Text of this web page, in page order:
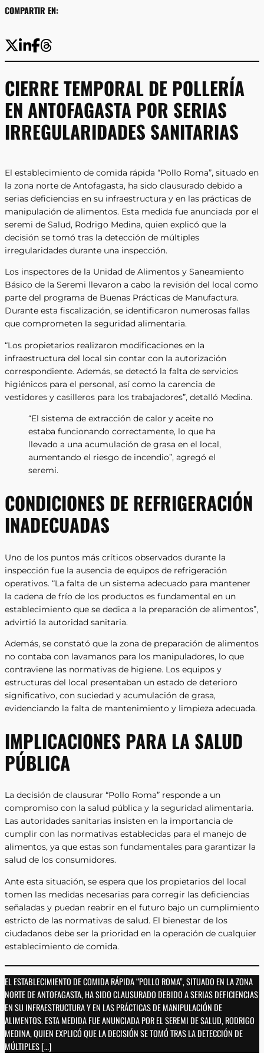
COMPARTIR EN:
CIERRE TEMPORAL DE POLLERÍA
EN ANTOFAGASTA POR SERIAS
IRREGULARIDADES SANITARIAS
El establecimiento de comida rápida “Pollo Roma”, situado en
la zona norte de Antofagasta, ha sido clausurado debido a
serias deficiencias en su infraestructura y en las prácticas de
manipulación de alimentos. Esta medida fue anunciada por el
seremi de Salud, Rodrigo Medina, quien explicó que la
decisión se tomó tras la detección de múltiples
irregularidades durante una inspección.
Los inspectores de la Unidad de Alimentos y Saneamiento
Básico de la Seremi llevaron a cabo la revisión del local como
parte del programa de Buenas Prácticas de Manufactura.
Durante esta fiscalización, se identificaron numerosas fallas
que comprometen la seguridad alimentaria.
“Los propietarios realizaron modificaciones en la
infraestructura del local sin contar con la autorización
correspondiente. Además, se detectó la falta de servicios
higiénicos para el personal, así como la carencia de
vestidores y casilleros para los trabajadores”, detalló Medina.
“El sistema de extracción de calor y aceite no
estaba funcionando correctamente, lo que ha
llevado a una acumulación de grasa en el local,
aumentando el riesgo de incendio”, agregó el
seremi.
CONDICIONES DE REFRIGERACIÓN
INADECUADAS
Uno de los puntos más críticos observados durante la
inspección fue la ausencia de equipos de refrigeración
operativos. “La falta de un sistema adecuado para mantener
la cadena de frío de los productos es fundamental en un
establecimiento que se dedica a la preparación de alimentos”,
advirtió la autoridad sanitaria.
Además, se constató que la zona de preparación de alimentos
no contaba con lavamanos para los manipuladores, lo que
contraviene las normativas de higiene. Los equipos y
estructuras del local presentaban un estado de deterioro
significativo, con suciedad y acumulación de grasa,
evidenciando la falta de mantenimiento y limpieza adecuada.
IMPLICACIONES PARA LA SALUD
PÚBLICA
La decisión de clausurar “Pollo Roma” responde a un
compromiso con la salud pública y la seguridad alimentaria.
Las autoridades sanitarias insisten en la importancia de
cumplir con las normativas establecidas para el manejo de
alimentos, ya que estas son fundamentales para garantizar la
salud de los consumidores.
Ante esta situación, se espera que los propietarios del local
tomen las medidas necesarias para corregir las deficiencias
señaladas y puedan reabrir en el futuro bajo un cumplimiento
estricto de las normativas de salud. El bienestar de los
ciudadanos debe ser la prioridad en la operación de cualquier
establecimiento de comida.
EL ESTABLECIMIENTO DE COMIDA RÁPIDA “POLLO ROMA”, SITUADO EN LA ZONA
NORTE DE ANTOFAGASTA, HA SIDO CLAUSURADO DEBIDO A SERIAS DEFICIENCIAS
EN SU INFRAESTRUCTURA Y EN LAS PRÁCTICAS DE MANIPULACIÓN DE
ALIMENTOS. ESTA MEDIDA FUE ANUNCIADA POR EL SEREMI DE SALUD, RODRIGO
MEDINA, QUIEN EXPLICÓ QUE LA DECISIÓN SE TOMÓ TRAS LA DETECCIÓN DE
MÚLTIPLES […]